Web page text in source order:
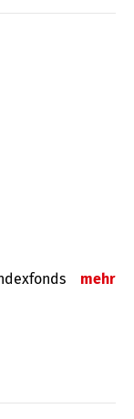
mehr